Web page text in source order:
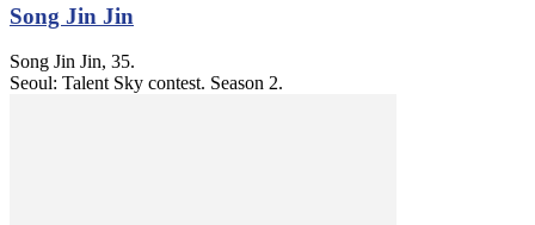
Song Jin Jin
Song Jin Jin, 35.
Seoul: Talent Sky contest. Season 2.